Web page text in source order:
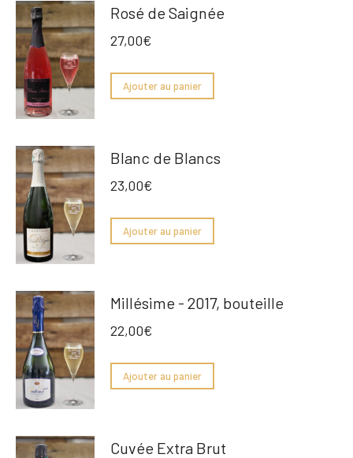
Rosé de Saignée
27,00€
Ajouter au panier
Blanc de Blancs
23,00€
Ajouter au panier
Millésime - 2017, bouteille
22,00€
Ajouter au panier
Cuvée Extra Brut